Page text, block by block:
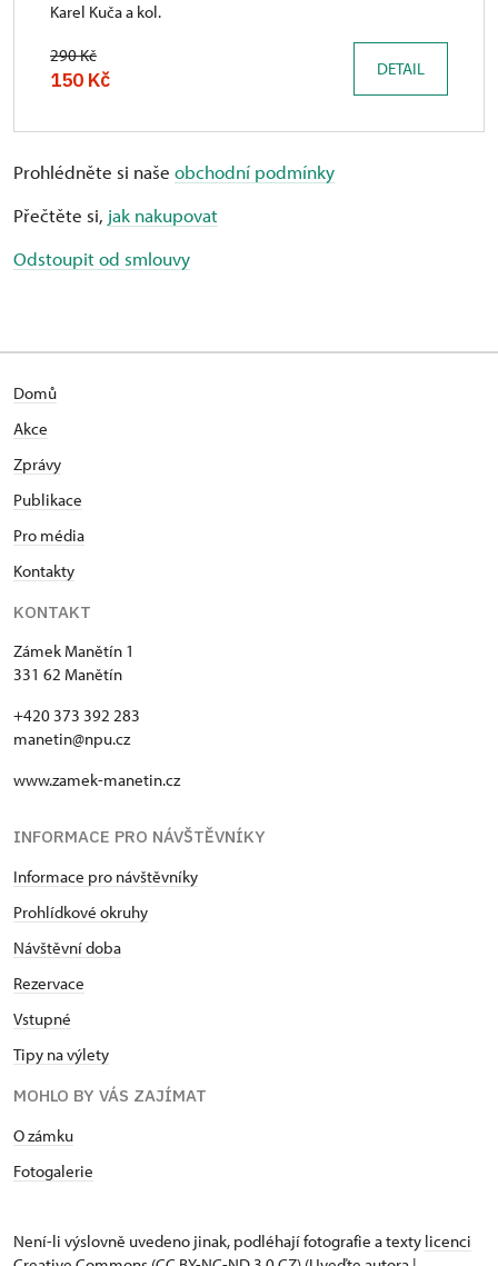
Karel Kuča a kol.
290 Kč
150 Kč DETAIL
Prohlédněte si naše obchodní podmínky
Přečtěte si, jak nakupovat
Odstoupit od smlouvy
Domů
Akce
Zprávy
Publikace
Pro média
Kontakty
KONTAKT
Zámek Manětín 1
331 62 Manětín
+420 373 392 283
manetin@npu.cz
www.zamek-manetin.cz
INFORMACE PRO NÁVŠTĚVNÍKY
Informace pro návštěvníky
Prohlídkové okruhy
Návštěvní doba
Rezervace
Vstupné
Tipy na výlety
MOHLO BY VÁS ZAJÍMAT
O zámku
Fotogalerie
Není-li výslovně uvedeno jinak, podléhají fotografie a texty licenci